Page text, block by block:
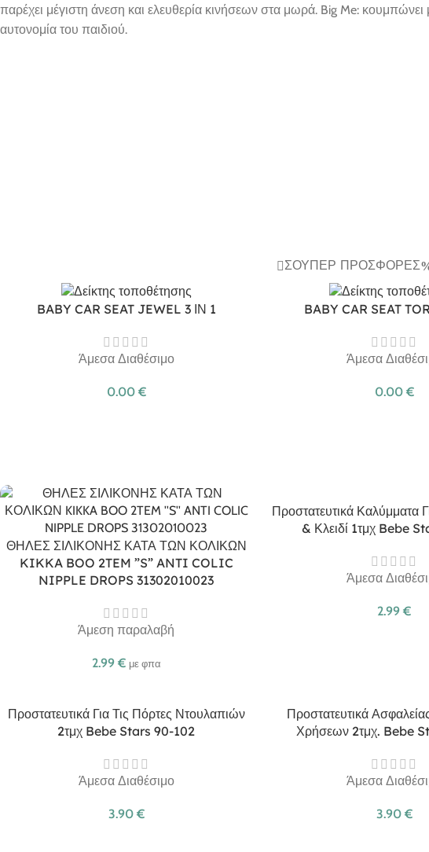
παρέχει μέγιστη άνεση και ελευθερία κινήσεων στα μωρά. Big Me:
αυτονομία του παιδιού.
ΣΟΎΠΕΡ ΠΡΟΣΦΟΡΈΣ
BABY CAR SEAT JEWEL 3 ΙΝ 1
Άμεσα Διαθέσιμο
0.00 €
BABY CAR SEAT
Άμεσα
0.00 €
ΘΗΛΕΣ ΣΙΛΙΚΟΝΗΣ ΚΑΤΑ ΤΩΝ ΚΟΛΙΚΩΝ
KIKKA BOO 2TEM ”S” ANTI COLIC
NIPPLE DROPS 31302010023
Άμεση παραλαβή
2.99 € με φπα
Προστατευτικά Καλύμματα
& Κλειδί 1τμχ Bebe
Άμεσα
2.99 €
Προστατευτικά Για Τις Πόρτες Ντουλαπιών
2τμχ Bebe Stars 90-102
Άμεσα Διαθέσιμο
3.90 €
Προστατευτικά
Χρήσεων 2τμχ. Bebe
Άμεσα
3.90 €